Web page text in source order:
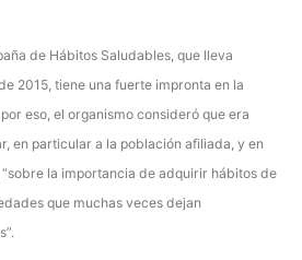
de Hábitos Saludables, que lleva
2015, tiene una fuerte impronta en la
eso, el organismo consideró que era
en particular a la población afiliada, y en
la importancia de adquirir hábitos de
que muchas veces dejan